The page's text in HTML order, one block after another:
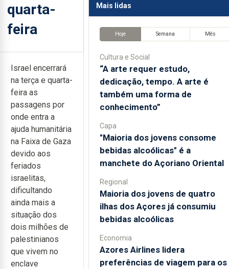
quarta-
feira
Israel encerrará
na terça e quarta-
feira as
passagens por
onde entra a
ajuda humanitária
na Faixa de Gaza
devido aos
feriados
israelitas,
dificultando
ainda mais a
situação dos
dois milhões de
palestinianos
que vivem no
enclave
Mais lidas
Hoje Semana Mês
Cultura e Social
“A arte requer estudo,
dedicação, tempo. A arte é
também uma forma de
conhecimento”
Capa
"Maioria dos jovens consome
bebidas alcoólicas" é a
manchete do Açoriano Oriental
Regional
Maioria dos jovens de quatro
ilhas dos Açores já consumiu
bebidas alcoólicas
Economia
Azores Airlines lidera
preferências de viagem para os